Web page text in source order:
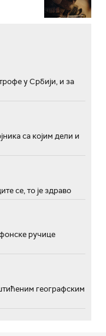
у Србији, и за
са којим дели и
се, то је здраво
ручице
географским